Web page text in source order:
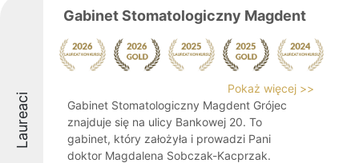
Laureaci
Gabinet Stomatologiczny Magdent
Pokaż więcej >>
Gabinet Stomatologiczny Magdent Grójec
znajduje się na ulicy Bankowej 20. To
gabinet, który założyła i prowadzi Pani
doktor Magdalena Sobczak-Kacprzak.